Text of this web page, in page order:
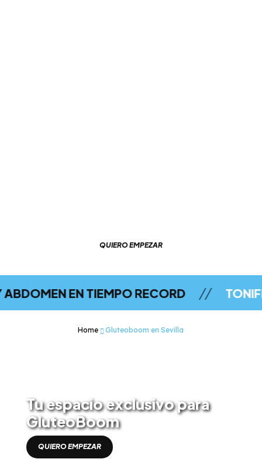
QUIERO EMPEZAR
TIEMPO RECORD // TONIFICA
Home Gluteoboom en Sevilla
Tu espacio exclusivo para
GluteoBoom
QUIERO EMPEZAR